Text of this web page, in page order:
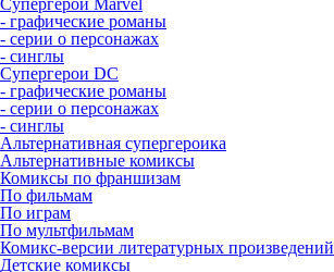
- графические романы
- серии о персонажах
- синглы
Супергерои DC
- графические романы
- серии о персонажах
- синглы
Альтернативная супергероика
Альтернативные комиксы
Комиксы по франшизам
По фильмам
По играм
По мультфильмам
Комикс-версии литературных произведений
Детские комиксы